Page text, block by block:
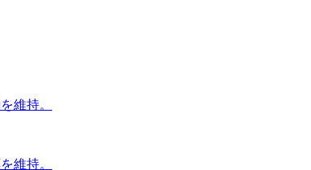
維持。
維持。